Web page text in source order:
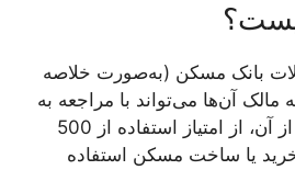
بانک مسکن (به‌صورت خلاصه
آن‌ها می‌تواند با مراجعه به
بانک در ازای هر برگه از آن، از امتیاز استفاده از 500
یا ساخت مسکن استفاده